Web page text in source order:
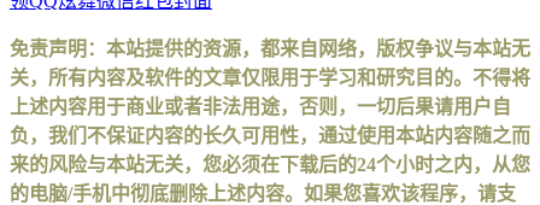
免责声明：本站提供的资源，都来自网络，版权争议与本站无
关，所有内容及软件的文章仅限用于学习和研究目的。不得将
上述内容用于商业或者非法用途，否则，一切后果请用户自
负，我们不保证内容的长久可用性，通过使用本站内容随之而
来的风险与本站无关，您必须在下载后的24个小时之内，从您
的电脑/手机中彻底删除上述内容。如果您喜欢该程序，请支